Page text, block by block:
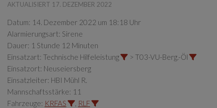
AKTUALISIERT 17. DEZEMBER 2022
Datum: 14. Dezember 2022 um 18:18 Uhr
Alarmierungsart: Sirene
Dauer: 1 Stunde 12 Minuten
Einsatzart: Technische Hilfeleistung
> T03-VU-Berg.-Öl
Einsatzort: Neuseiersberg
Einsatzleiter: HBI Mühl R.
Mannschaftsstärke: 11
Fahrzeuge: KRFAS
RLF